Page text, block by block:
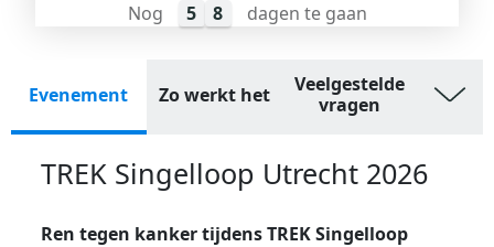
Nog 5 8 dagen te gaan
Evenement Zo werkt het
Veelgestelde
vragen
TREK Singelloop Utrecht 2026
Ren tegen kanker tijdens TREK Singelloop